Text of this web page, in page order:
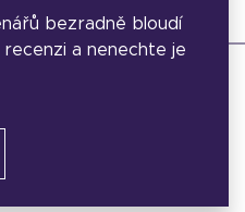
bezradně bloudí
a nenechte je